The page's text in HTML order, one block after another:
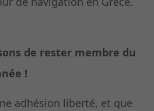
de rester membre du
!
adhésion liberté, et que